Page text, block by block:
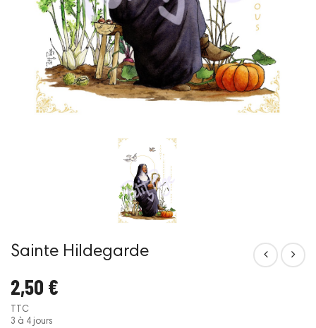
Sainte Hildegarde
2,50 €
TTC
3 à 4 jours